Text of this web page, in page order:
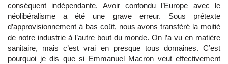
conséquent indépendante. Avoir confondu l’Europe avec le
néolibéralisme a été une grave erreur. Sous prétexte
d’approvisionnement à bas coût, nous avons transféré la moitié
de notre industrie à l’autre bout du monde. On l’a vu en matière
sanitaire, mais c’est vrai en presque tous domaines. C’est
pourquoi je dis que si Emmanuel Macron veut effectivement